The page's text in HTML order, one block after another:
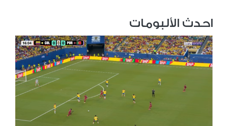
احدث الألبومات